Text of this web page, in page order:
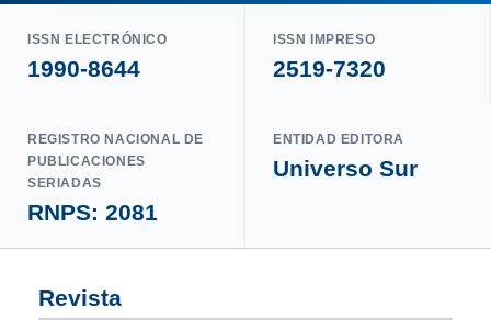
ISSN ELECTRÓNICO
1990-8644
ISSN IMPRESO
2519-7320
REGISTRO NACIONAL DE
PUBLICACIONES
SERIADAS
RNPS: 2081
ENTIDAD EDITORA
Universo Sur
Revista